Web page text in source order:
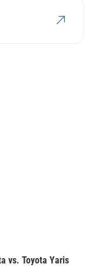
vs. Toyota Yaris